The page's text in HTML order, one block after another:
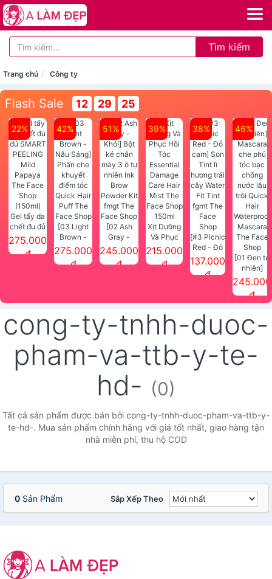
Tìm kiếm
Trang chủ Công ty
Flash Sale 12 29 25
22%
Gel tẩy da
chết đu đủ
SMART
PEELING
275.000
đ
42%
[03 Light
Brown -
Nâu Sáng]
Phấn che
275.000
đ
51%
[02 Ash
Gray -
Khói] Bột
kẻ chân
Face Shop
245.000
đ
39%
Xịt Dưỡng
Và Phục
Hồi Tóc
Essential
215.000
đ
38%
[#3 Picnic
Red - Đỏ
cam] Son
Face
Shop
137.000
đ
46%
[01 Đen tự
nhiên]
Mascara
che phủ
nước lâu
trôi Quick
Waterproof
Mascara
245.000
đ
cong-ty-tnhh-duoc-
pham-va-ttb-y-te-
hd- (0)
Tất cả sản phẩm được bán bởi cong-ty-tnhh-duoc-pham-va-ttb-y-
te-hd-. Mua sản phẩm chính hãng với giá tốt nhất, giao hàng tận
nhà miễn phí, thu hộ COD
0 Sản Phẩm Sắp Xếp Theo